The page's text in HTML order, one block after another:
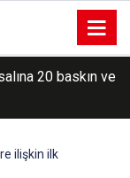
20 baskın ve
ilişkin ilk